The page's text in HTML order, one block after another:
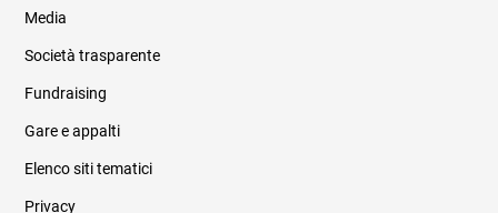
Informazioni legali e trasparenza
Media
Società trasparente
Fundraising
Gare e appalti
Elenco siti tematici
Privacy